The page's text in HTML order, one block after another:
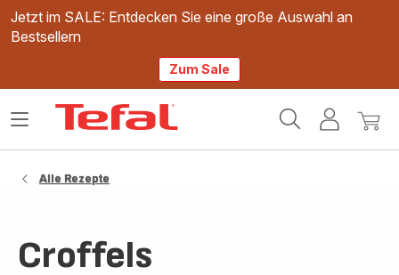
Jetzt im SALE: Entdecken Sie eine große Auswahl an
Bestsellern
Zum Sale
Mein
Mein
Das
Alle Rezepte
Croffels